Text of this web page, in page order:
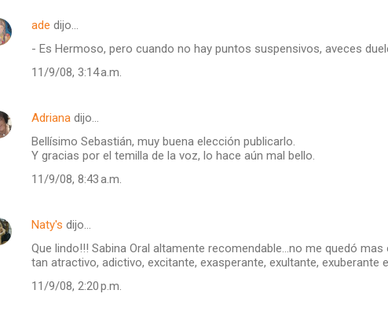
ade dijo…
- Es Hermoso, pero cuando no hay puntos suspensivos, aveces
11/9/08, 3:14 a.m.
Adrianadijo…
Bellísimo Sebastián, muy buena elección publicarlo.
Y gracias por el temilla de la voz, lo hace aún mal bello.
11/9/08, 8:43 a.m.
Naty's dijo…
Que lindo!!! Sabina Oral altamente recomendable...no me quedó
tan atractivo, adictivo, excitante, exasperante, exultante, exuberante
11/9/08, 2:20 p.m.